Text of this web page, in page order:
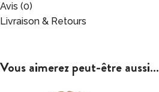
Avis (0)
Livraison & Retours
Vous aimerez peut-être aussi…